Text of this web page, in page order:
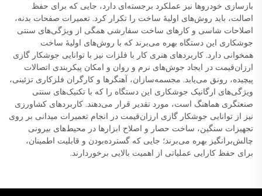
بازسازی خودروها نیز عملکرد برجسته‌ای دارد، جایی که برای حفظ
اصالت، باید روش‌های اولیهٔ ساخت را تکرار کرد. تعمیرات صفحات بدنه،
اصلاحات شاسی و کارهای ساخت سفارشی همگی از ویژگی‌های سنتی
جوشکاری این دستگاه بهره می‌برند که با روش‌های اولیهٔ ساخت
همخوانی دارد. کاربردهای هنری کار با فلزات نیز با توانایی جوشکار گازی
ارزان‌قیمت در ایجاد جوش‌های نرم و روان و امکان پیکربندی اتصالات
پیچیده، رونق می‌یابد. مجسمه‌سازان، آهنگرها و کارگران فلزکاری تزئینی،
ویژگی‌های ارگانیک جوشکاری این دستگاه را که با تکنیک‌های سنتی
صنعتگری هماهنگ است، مورد تقدیر قرار می‌دهند. کاربردهای کشاورزی
نیز از توانایی جوشکار گازی ارزان‌قیمت در انجام تعمیرات میدانی بر روی
تجهیزات سنگین، ساخت حصار و اصلاح ابزارها در محیط‌های بیرونی
چالش‌برانگیز بهره می‌برند؛ جایی که گسترده‌بودن و قابلیت اطمینان،
برای حفظ کارایی عملیاتی از اهمیت بالایی برخوردارند.